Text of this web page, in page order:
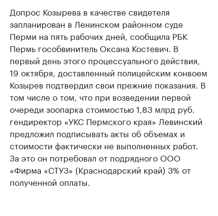
Допрос Козырева в качестве свидетеля
запланирован в Ленинском районном суде
Перми на пять рабочих дней, сообщила РБК
Пермь гособвинитель Оксана Костевич. В
первый день этого процессуального действия,
19 октября, доставленный полицейским конвоем
Козырев подтвердил свои прежние показания. В
том числе о том, что при возведении первой
очереди зоопарка стоимостью 1,83 млрд руб.
гендиректор «УКС Пермского края» Левинский
предложил подписывать акты об объемах и
стоимости фактически не выполненных работ.
За это он потребовал от подрядного ООО
«Фирма «СТУЗ» (Краснодарский край) 3% от
полученной оплаты.